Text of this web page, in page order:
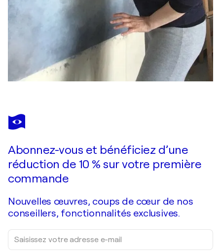
Abonnez-vous et bénéficiez d’une
réduction de 10 % sur votre première
commande
Nouvelles œuvres, coups de cœur de nos
conseillers, fonctionnalités exclusives.